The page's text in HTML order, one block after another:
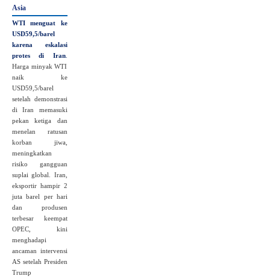
Asia
WTI menguat ke
USD59,5/barel
karena eskalasi
protes di Iran.
Harga minyak WTI
naik ke
USD59,5/barel
setelah demonstrasi
di Iran memasuki
pekan ketiga dan
menelan ratusan
korban jiwa,
meningkatkan
risiko gangguan
suplai global. Iran,
eksportir hampir 2
juta barel per hari
dan produsen
terbesar keempat
OPEC, kini
menghadapi
ancaman intervensi
AS setelah Presiden
Trump